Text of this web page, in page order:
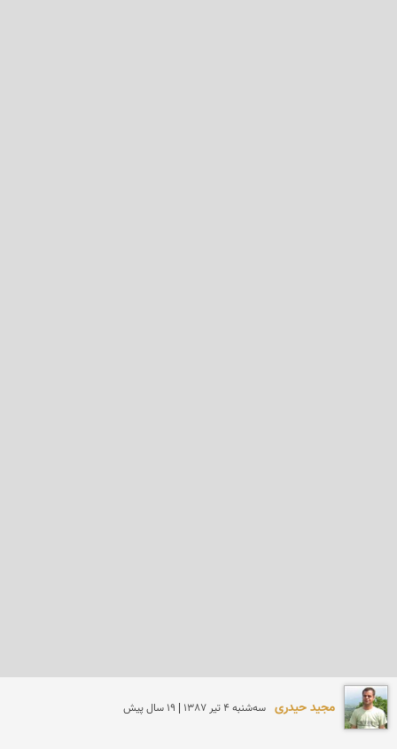
مجید حیدری سه‌شنبه 4 تير 1387 | 19 سال پیش